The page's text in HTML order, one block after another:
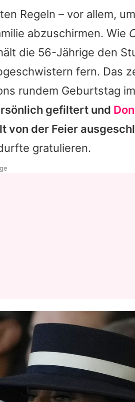
Regeln – vor allem,
abzuschirmen. Wie
die 56-Jährige den
fern. Das
rundem Geburtstag
gefiltert und
von der Feier
gratulieren.